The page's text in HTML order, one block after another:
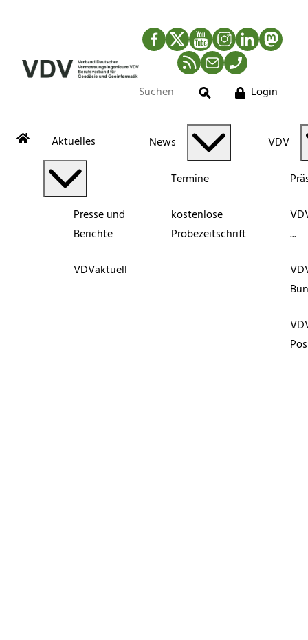
Facebook
TwitterYouTubeInstagram
LinkedIn
RSS-Newsfeed
MailTelefon
Suche
Login
Aktuelles
Presse und
Berichte
VDVaktuell
News
Termine
kostenlose
Probezeitschrift
VDV
...